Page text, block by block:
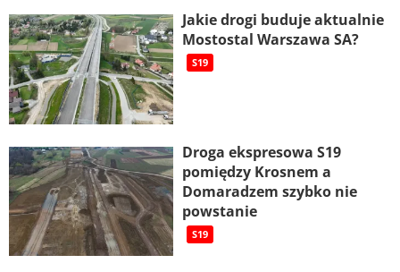
Jakie drogi buduje aktualnie
Mostostal Warszawa SA?
S19
Droga ekspresowa S19
pomiędzy Krosnem a
Domaradzem szybko nie
powstanie
S19